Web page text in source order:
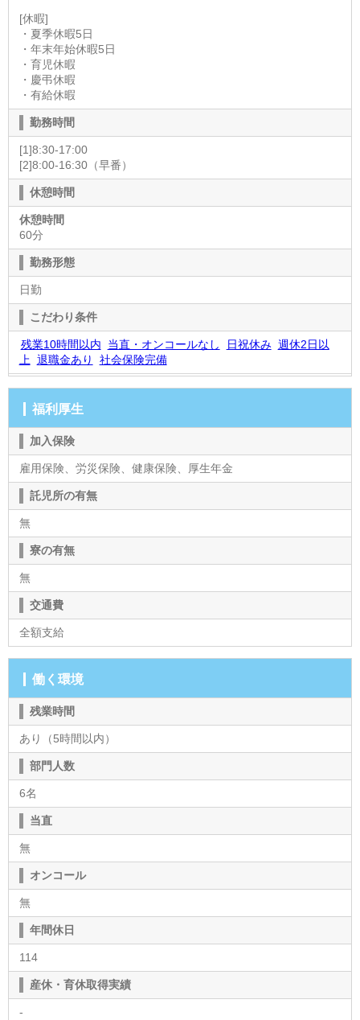
[休暇]
・夏季休暇5日
・年末年始休暇5日
・育児休暇
・慶弔休暇
・有給休暇
勤務時間
[1]8:30-17:00
[2]8:00-16:30（早番）
休憩時間
休憩時間
60分
勤務形態
日勤
こだわり条件
残業10時間以内 当直・オンコールなし 日祝休み 週休2日以
上 退職金あり 社会保険完備
福利厚生
加入保険
雇用保険、労災保険、健康保険、厚生年金
託児所の有無
無
寮の有無
無
交通費
全額支給
働く環境
残業時間
あり（5時間以内）
部門人数
6名
当直
無
オンコール
無
年間休日
114
産休・育休取得実績
-